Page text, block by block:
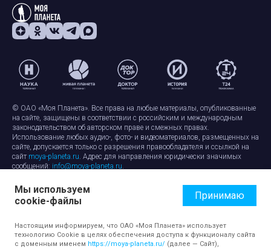
© ОАО «Моя Планета». Все права на любые материалы, опубликованные
на сайте, защищены в соответствии с российским и международным
законодательством об авторском праве и смежных правах.
Использование любых аудио-, фото- и видеоматериалов, размещенных на
сайте, допускается только с разрешения правообладателя и ссылкой на
сайт moya-planeta.ru. Адрес для направления юридически значимых
сообщений: info@moya-planeta.ru.
Правила сайтаРабота с cookie-файлами
Защита персональных данных
Обработка персональных данных
Мы используем
cookie-файлы
Принимаю
Настоящим информируем, что ОАО «Моя Планета» использует
технологию Cookie в целях обеспечения доступа к функционалу сайта
с доменным именем https://moya-planeta.ru/ (далее — Сайт),